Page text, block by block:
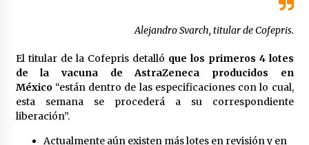
Alejandro Svarch, titular de Cofepris.
El titular de la Cofepris detalló que los primeros 4 lotes
de la vacuna de AstraZeneca producidos en
México“están dentro de las especificaciones con lo cual,
esta semana se procederá a su correspondiente
liberación”.
Actualmente aún existen más lotes en revisión y en